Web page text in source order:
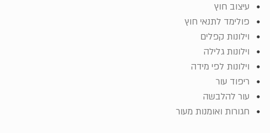
עיצוב חוץ
פולימד לתנאי חוץ
וילונות קפלים
וילונות גלילה
וילונות לפי מידה
ריפוד עור
עור להלבשה
חגורות ואומנות מעור